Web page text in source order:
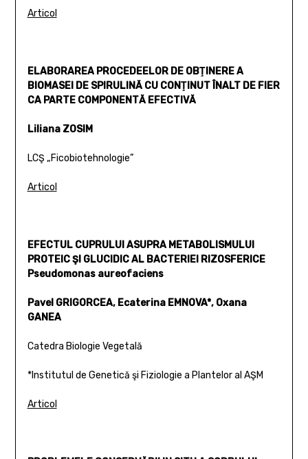
Articol
ELABORAREA PROCEDEELOR DE OBŢINERE A
BIOMASEI DE SPIRULINĂ CU CONŢINUT ÎNALT DE FIER
CA PARTE COMPONENTĂ EFECTIVĂ
Liliana ZOSIM
LCŞ „Ficobiotehnologie”
Articol
EFECTUL CUPRULUI ASUPRA METABOLISMULUI
PROTEIC ŞI GLUCIDIC AL BACTERIEI RIZOSFERICE
Pseudomonas aureofaciens
Pavel GRIGORCEA, Ecaterina EMNOVA*, Oxana
GANEA
Catedra Biologie Vegetală
*Institutul de Genetică şi Fiziologie a Plantelor al AŞM
Articol